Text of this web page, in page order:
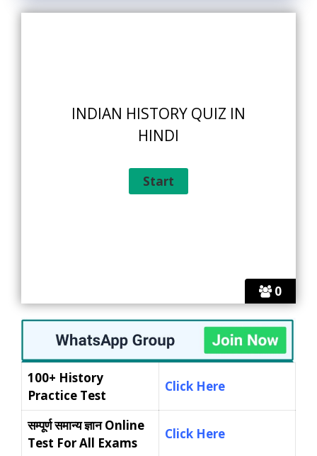
0
INDIAN HISTORY QUIZ IN
HINDI
100+ History
Practice Test
Click Here
सम्पूर्ण समान्य ज्ञानOnline
Test For All Exams
Click Here